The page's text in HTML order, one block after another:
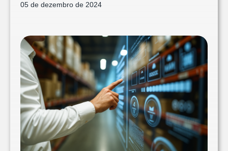
05 de dezembro de 2024